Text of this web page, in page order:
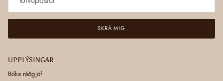
SKRÁ MIG
UPPLÝSINGAR
Bóka ráðgjöf